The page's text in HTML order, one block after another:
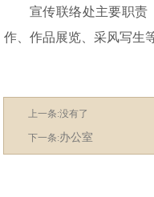
宣传联络处主要职责
作、作品展览、采风写生
上一条:没有了
下一条:办公室